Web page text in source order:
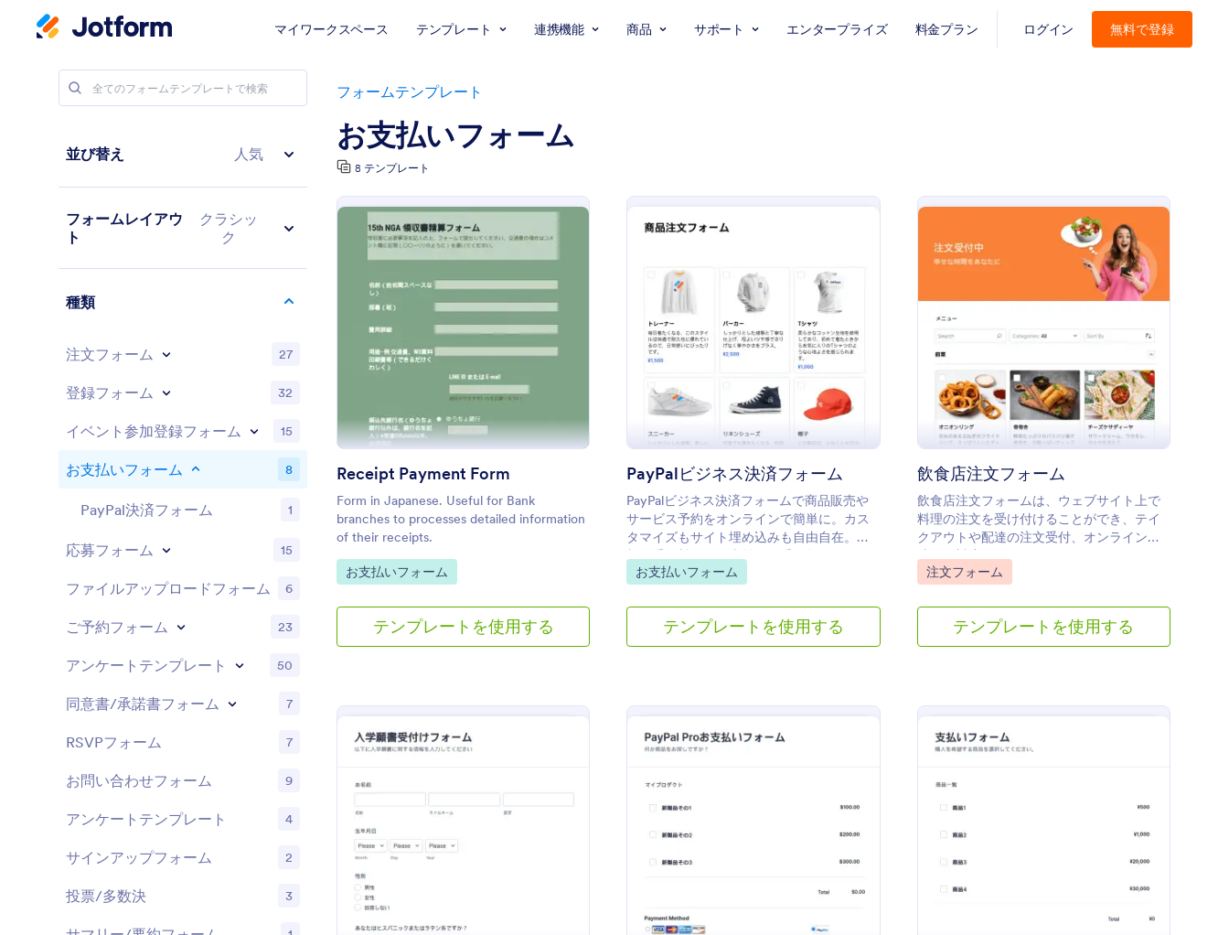
マイワークスペース テンプレート 連携機能 商品 サポート エンタープライズ 料金プラン ログイン 無料で登録
フォームテンプレート
お支払いフォーム
8 テンプレート
: Receipt Payment Form
Receipt Payment Form
Form in Japanese. Useful for Bank
branches to processes detailed information
of their receipts.
Go to Category:
お支払いフォーム
テンプレートを使用する
プレビュー: PayPalビジネス決済フォーム
PayPalビジネス決済フォーム
PayPalビジネス決済フォームで商品販売や
サービス予約をオンラインで簡単に。カス
タマイズもサイト埋め込みも自由自在。追
加の手数料なしで支払いを受け取れます。
Go to Category:
お支払いフォーム
テンプレートを使用する
プレビュー: 飲食店注文フォーム
飲食店注文フォーム
飲食店注文フォームは、ウェブサイト上で
料理の注文を受け付けることができ、テイ
クアウトや配達の注文受付、オンライン決
済にも対応しています。
Go to Category:
注文フォーム
テンプレートを使用する
プレビュー
並び替え 人気
フォームレイアウ
ト
クラシッ
ク
種類
注文フォーム 27
登録フォーム 32
イベント参加登録フォーム 15
お支払いフォーム 8
PayPal決済フォーム 1
応募フォーム 15
ファイルアップロードフォーム 6
ご予約フォーム 23
アンケートテンプレート 50
同意書/承諾書フォーム 7
RSVPフォーム 7
お問い合わせフォーム 9
アンケートテンプレート 4
サインアップフォーム 2
投票/多数決 3